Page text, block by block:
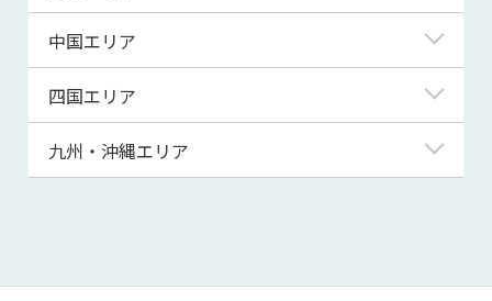
秋田県
山形県
千葉県
茨城県
群馬県
福井県
山梨県
長野県
静岡県
三重県
滋賀県
京都府
大阪府
兵庫県
和歌山県
中国エリア
鳥取県
島根県
山口県
四国エリア
徳島県
高知県
九州・沖縄エリア